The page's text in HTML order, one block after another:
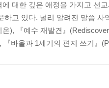
에 대한 깊은 애정을 가지고 선
하고 있다. 널리 알려진 말씀
온), 『예수 재발견』
『바울과 1세기의 편지 쓰기』